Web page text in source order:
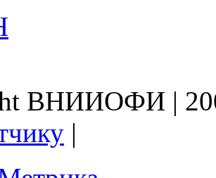
ВНИИОФИ |
|